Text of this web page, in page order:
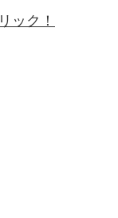
ック！